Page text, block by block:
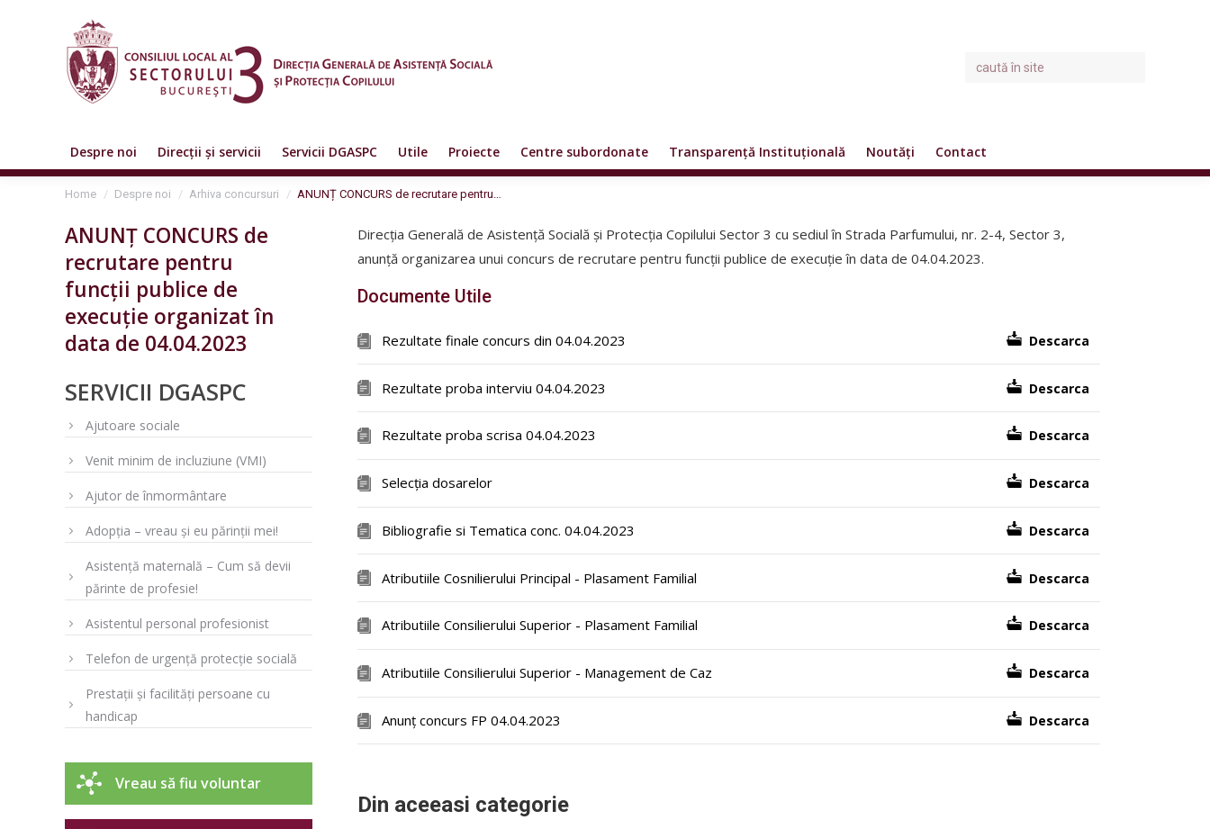
Despre noi Direcții și servicii Servicii DGASPC Utile Proiecte Centre subordonate Transparență Instituțională Noutăți Contact
You are here:
Home Despre noi Arhiva concursuri ANUNȚ CONCURS de recrutare pentru…
Direcția Generală de Asistență Socială și Protecția Copilului Sector 3 cu sediul în Strada Parfumului, nr. 2-4, Sector 3,
anunță organizarea unui concurs de recrutare pentru funcții publice de execuție în data de 04.04.2023.
Documente Utile
Rezultate finale concurs din 04.04.2023 Descarca
Rezultate proba interviu 04.04.2023 Descarca
Rezultate proba scrisa 04.04.2023 Descarca
Selecția dosarelor Descarca
Bibliografie si Tematica conc. 04.04.2023 Descarca
Atributiile Cosnilierului Principal - Plasament Familial Descarca
Atributiile Consilierului Superior - Plasament Familial Descarca
Atributiile Consilierului Superior - Management de Caz Descarca
Anunț concurs FP 04.04.2023 Descarca
Din aceeasi categorie
ANUNȚ CONCURS de
recrutare pentru
funcții publice de
execuție organizat în
data de 04.04.2023
SERVICII DGASPC
Ajutoare sociale
Venit minim de incluziune (VMI)
Ajutor de înmormântare
Adopția – vreau și eu părinții mei!
Asistență maternală – Cum să devii
părinte de profesie!
Asistentul personal profesionist
Telefon de urgență protecție socială
Prestații și facilități persoane cu
handicap
Vreau să fiu voluntar